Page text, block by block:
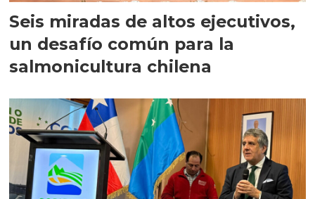
Seis miradas de altos ejecutivos,
un desafío común para la
salmonicultura chilena